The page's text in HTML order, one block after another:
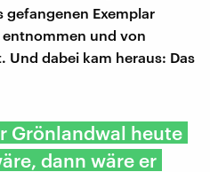
gefangenen Exemplar
und von
dabei kam heraus: Das
Grönlandwal heute
dann wäre er